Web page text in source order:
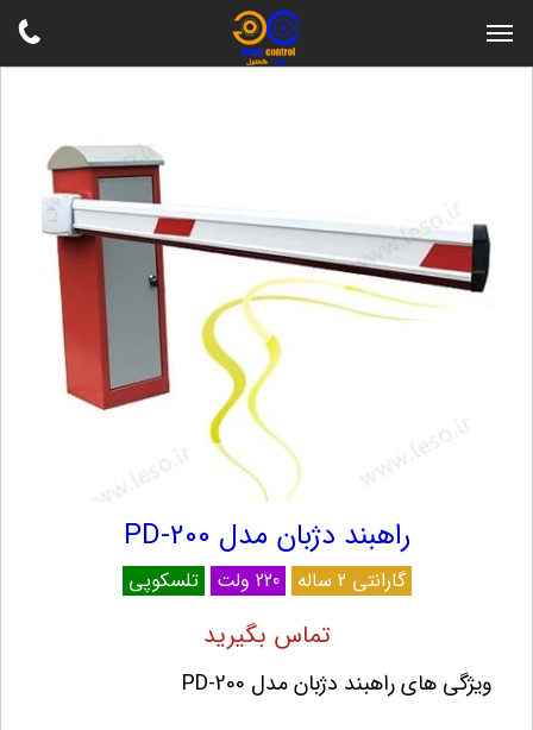
راهبند دژبان مدل PD-200
گارانتی 2 ساله 220 ولت تلسکوپی
تماس بگیرید
ویژگی های راهبند دژبان مدل PD-200